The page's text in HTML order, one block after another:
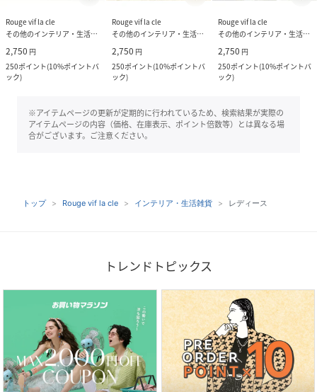
Rouge vif la cle
その他のインテリア・生活雑貨
2,750 円
250ポイント(10%ポイントバ
ック)
Rouge vif la cle
その他のインテリア・生活雑貨
2,750 円
250ポイント(10%ポイントバ
ック)
Rouge vif la cle
その他のインテリア・生活雑貨
2,750 円
250ポイント(10%ポイントバ
ック)
※アイテムページの更新が定期的に行われているため、検索結果が実際の
アイテムページの内容（価格、在庫表示、ポイント倍数等）とは異なる場
合がございます。ご注意ください。
トップ Rouge vif la cle インテリア・生活雑貨 レディース
トレンドトピックス